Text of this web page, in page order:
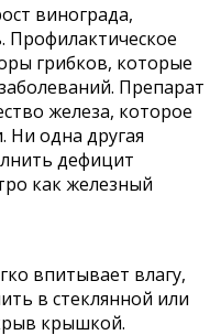
винограда,
Профилактическое
грибков, которые
Препарат
железа, которое
Ни одна другая
дефицит
как железный
впитывает влагу,
в стеклянной или
крышкой.